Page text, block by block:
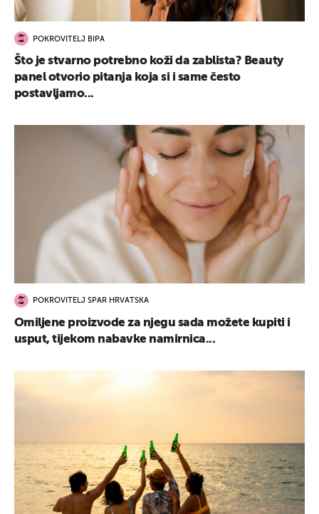
POKROVITELJ BIPA
Što je stvarno potrebno koži da zablista? Beauty
panel otvorio pitanja koja si i same često
postavljamo...
POKROVITELJ SPAR HRVATSKA
Omiljene proizvode za njegu sada možete kupiti i
usput, tijekom nabavke namirnica...